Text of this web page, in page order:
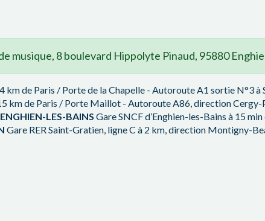
musique, 8 boulevard Hippolyte Pinaud, 95880
km de Paris / Porte de la Chapelle - Autoroute A1 sortie N°3
km de Paris / Porte Maillot - Autoroute A86, direction Cergy-
LES-BAINS Gare SNCF d’Enghien-les-Bains à 15
Gare RER Saint-Gratien, ligne C à 2 km, direction Montigny-